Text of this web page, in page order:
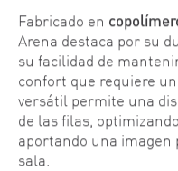
Fabricado en
Arena destaca por su
su facilidad de
confort que requiere
versátil permite una
de las filas,
aportando una imagen
sala.